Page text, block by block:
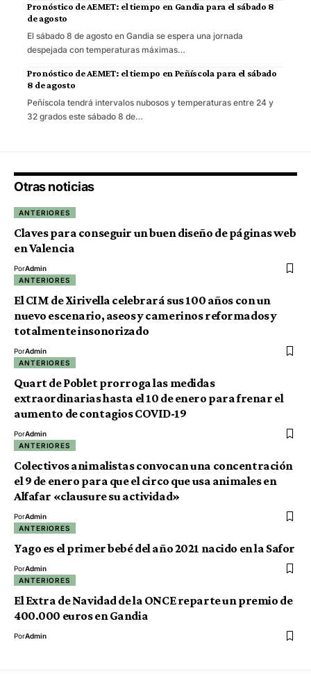
Pronóstico de AEMET: el tiempo en Gandia para el sábado 8
de agosto
El sábado 8 de agosto en Gandia se espera una jornada
despejada con temperaturas máximas…
Pronóstico de AEMET: el tiempo en Peñíscola para el sábado
8 de agosto
Peñíscola tendrá intervalos nubosos y temperaturas entre 24 y
32 grados este sábado 8 de…
Otras noticias
ANTERIORES
Claves para conseguir un buen diseño de páginas web
en Valencia
PorAdmin
ANTERIORES
El CIM de Xirivella celebrará sus 100 años con un
nuevo escenario, aseos y camerinos reformados y
totalmente insonorizado
PorAdmin
ANTERIORES
Quart de Poblet prorroga las medidas
extraordinarias hasta el 10 de enero para frenar el
aumento de contagios COVID-19
PorAdmin
ANTERIORES
Colectivos animalistas convocan una concentración
el 9 de enero para que el circo que usa animales en
Alfafar «clausure su actividad»
PorAdmin
ANTERIORES
Yago es el primer bebé del año 2021 nacido en la Safor
PorAdmin
ANTERIORES
El Extra de Navidad de la ONCE reparte un premio de
400.000 euros en Gandia
PorAdmin